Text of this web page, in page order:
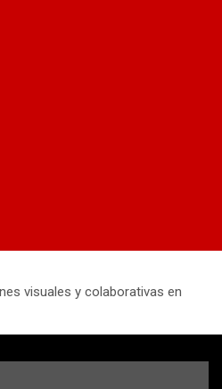
visuales y colaborativas en